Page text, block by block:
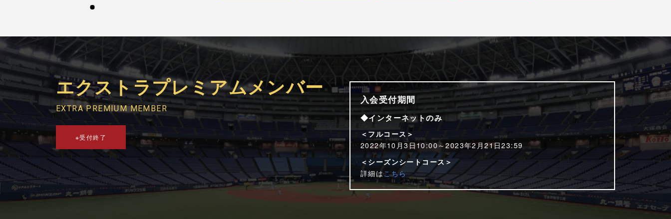
エクストラプレミアムメンバー
EXTRA PREMIUM MEMBER
※受付終了
入会受付期間
◆インターネットのみ
＜フルコース＞
2022年10月3日10:00～2023年2月21日23:59
＜シーズンシートコース＞
詳細はこちら